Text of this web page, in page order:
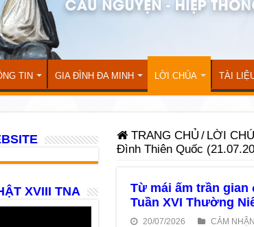
TIN GIA ĐÌNH ĐA MINH LỜI CHÚA TÀI
TRANG CHỦ / LỜI
Đình Thiên Quốc
Từ mái ấm trần gian
Tuần XVI Thường
20/07/2026 CẢM
XVIII TNA